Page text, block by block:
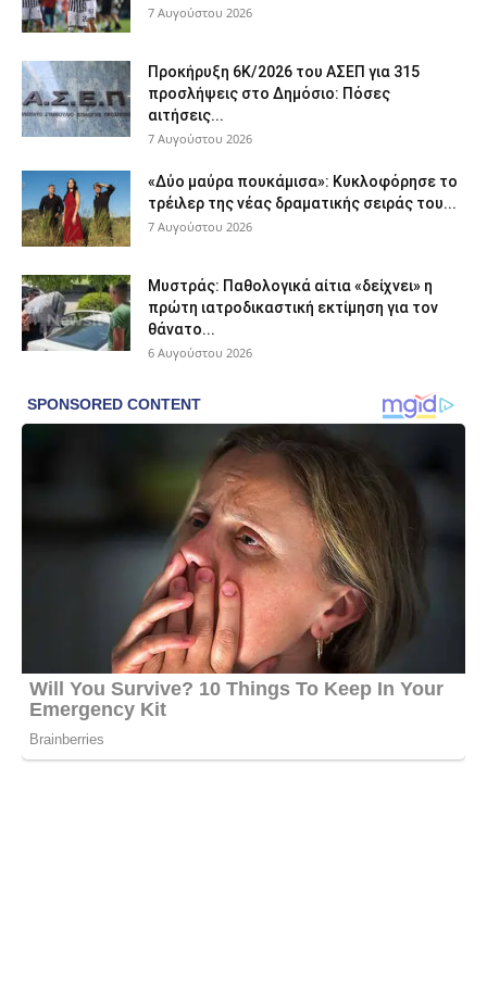
7 Αυγούστου 2026
Προκήρυξη 6Κ/2026 του ΑΣΕΠ για 315
προσλήψεις στο Δημόσιο: Πόσες
αιτήσεις...
7 Αυγούστου 2026
«Δύο μαύρα πουκάμισα»: Κυκλοφόρησε το
τρέιλερ της νέας δραματικής σειράς του...
7 Αυγούστου 2026
Μυστράς: Παθολογικά αίτια «δείχνει» η
πρώτη ιατροδικαστική εκτίμηση για τον
θάνατο...
6 Αυγούστου 2026